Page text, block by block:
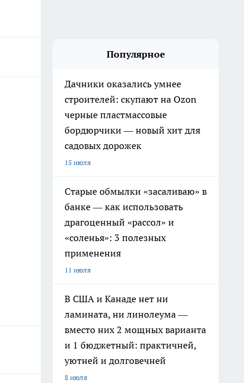
Популярное
Дачники оказались умнее
строителей: скупают на Ozon
черные пластмассовые
бордюрчики — новый хит для
садовых дорожек
15 июля
Старые обмылки «засаливаю» в
банке — как использовать
драгоценный «рассол» и
«соленья»: 3 полезных
применения
11 июля
В США и Канаде нет ни
ламината, ни линолеума —
вместо них 2 мощных варианта
и 1 бюджетный: практичней,
уютней и долговечней
8 июля